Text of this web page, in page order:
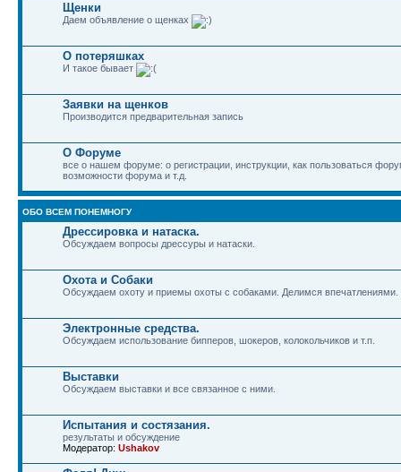
Щенки
Даем объявление о щенках
О потеряшках
И такое бывает
Заявки на щенков
Производится предварительная запись
О Форуме
все о нашем форуме: о регистрации, инструкции, как пользоваться
возможности форума и т.д.
ОБО ВСЕМ ПОНЕМНОГУ
Дрессировка и натаска.
Обсуждаем вопросы дрессуры и натаски.
Охота и Собаки
Обсуждаем охоту и приемы охоты с собаками. Делимся впечатлениями.
Электронные средства.
Обсуждаем использование бипперов, шокеров, колокольчиков и т.п.
Выставки
Обсуждаем выставки и все связанное с ними.
Испытания и состязания.
результаты и обсуждение
Модератор: Ushakov